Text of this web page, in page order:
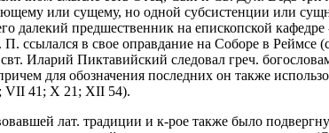
или сущему, но одной субсистенции или
далекий предшественник на епископской
ссылался в свое оправдание на Соборе в Реймсе
Иларий Пиктавийский следовал греч.
для обозначения последних он также
VII 41; X 21; XII 54).
лат. традиции и к-рое также было